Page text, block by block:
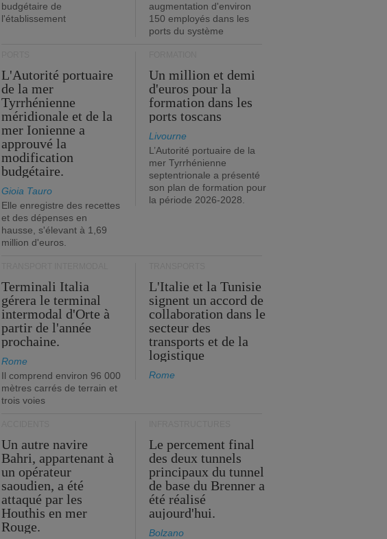
budgétaire de
l'établissement
augmentation d'environ
150 employés dans les
ports du système
L'Autorité portuaire
de la mer
Tyrrhénienne
méridionale et de la
mer Ionienne a
approuvé la
modification
budgétaire.
Gioia Tauro
Elle enregistre des recettes
et des dépenses en
hausse, s'élevant à 1,69
million d'euros.
Un million et demi
d'euros pour la
formation dans les
ports toscans
Livourne
L’Autorité portuaire de la
mer Tyrrhénienne
septentrionale a présenté
son plan de formation pour
la période 2026-2028.
Terminali Italia
gérera le terminal
intermodal d'Orte à
partir de l'année
prochaine.
Rome
Il comprend environ 96 000
mètres carrés de terrain et
trois voies
L'Italie et la Tunisie
signent un accord de
collaboration dans le
secteur des
transports et de la
logistique
Rome
Un autre navire
Bahri, appartenant à
un opérateur
saoudien, a été
attaqué par les
Houthis en mer
Rouge.
Le percement final
des deux tunnels
principaux du tunnel
de base du Brenner a
été réalisé
aujourd'hui.
Bolzano